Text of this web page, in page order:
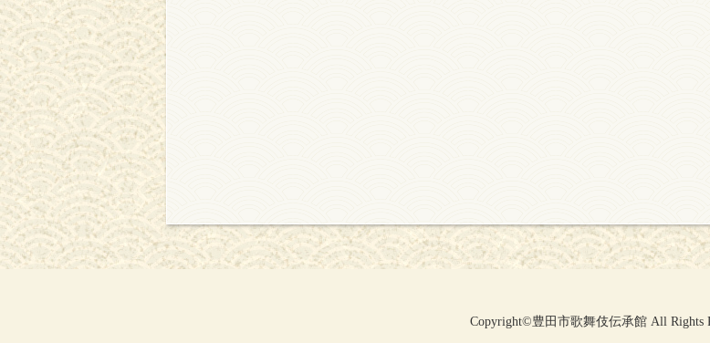
Copyright©豊田市歌舞伎伝承館 All Rights